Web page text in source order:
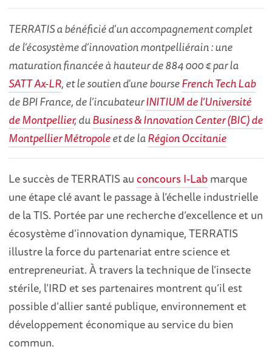
TERRATIS a bénéficié d’un accompagnement complet
de l’écosystème d’innovation montpelliérain : une
maturation financée à hauteur de 884 000 € par la
SATT Ax-LR, et le soutien d'une bourseFrench Tech Lab
de BPI France, de l’incubateurINITIUM de l’Université
de Montpellier, duBusiness & Innovation Center (BIC) de
Montpellier Métropoleet de laRégion Occitanie
Le succès de TERRATIS auconcours I-Labmarque
une étape clé avant le passage à l’échelle industrielle
de la TIS. Portée par une recherche d’excellence et un
écosystème d’innovation dynamique, TERRATIS
illustre la force du partenariat entre science et
entrepreneuriat. À travers la technique de l’insecte
stérile, l’IRD et ses partenaires montrent qu’il est
possible d’allier santé publique, environnement et
développement économique au service du bien
commun.